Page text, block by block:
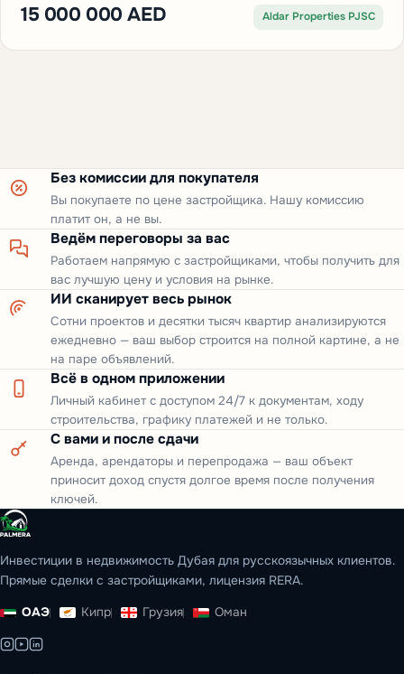
15 000 000 AED Aldar Properties PJSC
Без комиссии для покупателя
Вы покупаете по цене застройщика. Нашу комиссию
платит он, а не вы.
Ведём переговоры за вас
Работаем напрямую с застройщиками, чтобы получить для
вас лучшую цену и условия на рынке.
ИИ сканирует весь рынок
Сотни проектов и десятки тысяч квартир анализируются
ежедневно — ваш выбор строится на полной картине, а не
на паре объявлений.
Всё в одном приложении
Личный кабинет с доступом 24/7 к документам, ходу
строительства, графику платежей и не только.
С вами и после сдачи
Аренда, арендаторы и перепродажа — ваш объект
приносит доход спустя долгое время после получения
ключей.
Инвестиции в недвижимость Дубая для русскоязычных клиентов.
Прямые сделки с застройщиками, лицензия RERA.
ОАЭ Кипр Грузия Оман